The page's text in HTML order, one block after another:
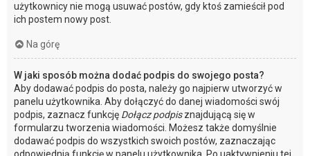
użytkownicy nie mogą usuwać postów, gdy ktoś zamieścił pod
ich postem nowy post.
Na górę
W jaki sposób można dodać podpis do swojego posta?
Aby dodawać podpis do posta, należy go najpierw utworzyć w
panelu użytkownika. Aby dołączyć do danej wiadomości swój
podpis, zaznacz funkcję Dołącz podpisznajdującą się w
formularzu tworzenia wiadomości. Możesz także domyślnie
dodawać podpis do wszystkich swoich postów, zaznaczając